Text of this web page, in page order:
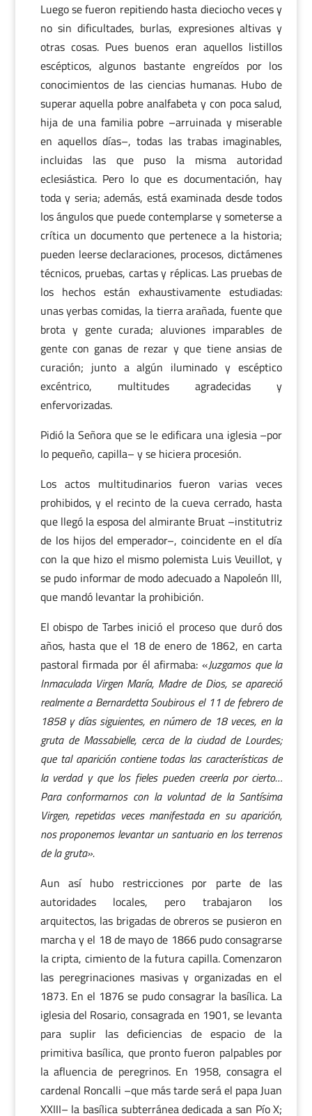
Luego se fueron repitiendo hasta dieciocho veces y
no sin dificultades, burlas, expresiones altivas y
otras cosas. Pues buenos eran aquellos listillos
escépticos, algunos bastante engreídos por los
conocimientos de las ciencias humanas. Hubo de
superar aquella pobre analfabeta y con poca salud,
hija de una familia pobre –arruinada y miserable
en aquellos días–, todas las trabas imaginables,
incluidas las que puso la misma autoridad
eclesiástica. Pero lo que es documentación, hay
toda y seria; además, está examinada desde todos
los ángulos que puede contemplarse y someterse a
crítica un documento que pertenece a la historia;
pueden leerse declaraciones, procesos, dictámenes
técnicos, pruebas, cartas y réplicas. Las pruebas de
los hechos están exhaustivamente estudiadas:
unas yerbas comidas, la tierra arañada, fuente que
brota y gente curada; aluviones imparables de
gente con ganas de rezar y que tiene ansias de
curación; junto a algún iluminado y escéptico
excéntrico, multitudes agradecidas y
enfervorizadas.
Pidió la Señora que se le edificara una iglesia –por
lo pequeño, capilla– y se hiciera procesión.
Los actos multitudinarios fueron varias veces
prohibidos, y el recinto de la cueva cerrado, hasta
que llegó la esposa del almirante Bruat –institutriz
de los hijos del emperador–, coincidente en el día
con la que hizo el mismo polemista Luis Veuillot, y
se pudo informar de modo adecuado a Napoleón III,
que mandó levantar la prohibición.
El obispo de Tarbes inició el proceso que duró dos
años, hasta que el 18 de enero de 1862, en carta
pastoral firmada por él afirmaba: «Juzgamos que la
Inmaculada Virgen María, Madre de Dios, se apareció
realmente a Bernardetta Soubirous el 11 de febrero de
1858 y días siguientes, en número de 18 veces, en la
gruta de Massabielle, cerca de la ciudad de Lourdes;
que tal aparición contiene todas las características de
la verdad y que los fieles pueden creerla por cierto…
Para conformarnos con la voluntad de la Santísima
Virgen, repetidas veces manifestada en su aparición,
nos proponemos levantar un santuario en los terrenos
de la gruta».
Aun así hubo restricciones por parte de las
autoridades locales, pero trabajaron los
arquitectos, las brigadas de obreros se pusieron en
marcha y el 18 de mayo de 1866 pudo consagrarse
la cripta, cimiento de la futura capilla. Comenzaron
las peregrinaciones masivas y organizadas en el
1873. En el 1876 se pudo consagrar la basílica. La
iglesia del Rosario, consagrada en 1901, se levanta
para suplir las deficiencias de espacio de la
primitiva basílica, que pronto fueron palpables por
la afluencia de peregrinos. En 1958, consagra el
cardenal Roncalli –que más tarde será el papa Juan
XXIII– la basílica subterránea dedicada a san Pío X;